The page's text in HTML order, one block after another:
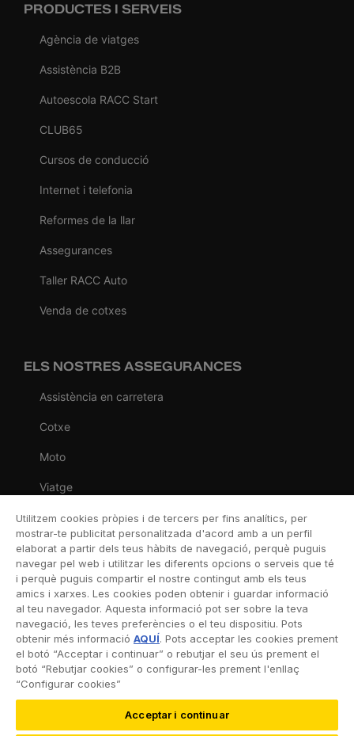
PRODUCTES I SERVEIS
Agència de viatges
Assistència B2B
Autoescola RACC Start
CLUB65
Cursos de conducció
Internet i telefonia
Reformes de la llar
Assegurances
Taller RACC Auto
Venda de cotxes
ELS NOSTRES ASSEGURANCES
Assistència en carretera
Cotxe
Moto
Viatge
Llar
Vida
Decessos
Dental
Esportiva
Esquí
Utilitzem cookies pròpies i de tercers per fins analítics, per
mostrar-te publicitat personalitzada d'acord amb a un perfil
elaborat a partir dels teus hàbits de navegació, perquè puguis
navegar pel web i utilitzar les diferents opcions o serveis que té
i perquè puguis compartir el nostre contingut amb els teus
amics i xarxes. Les cookies poden obtenir i guardar informació
al teu navegador. Aquesta informació pot ser sobre la teva
navegació, les teves preferències o el teu dispositiu. Pots
obtenir més informació AQUÍ. Pots acceptar les cookies prement
el botó “Acceptar i continuar” o rebutjar el seu ús prement el
botó “Rebutjar cookies” o configurar-les prement l'enllaç
“Configurar cookies”
Acceptar i continuar